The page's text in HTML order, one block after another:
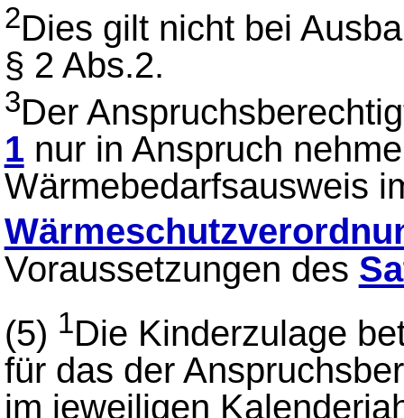
2Dies gilt nicht bei
§ 2 Abs.2.
3Der
1nur in Anspruch
Wärmebedarfsausweis
Voraussetzungen des
(5) 1Die Kinderzulage
für das der
im jeweiligen